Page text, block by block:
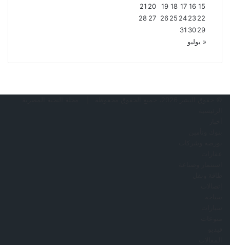
15
16
17
18
19
20
21
22
23
24
25
26
27
28
29
30
31
« يوليو